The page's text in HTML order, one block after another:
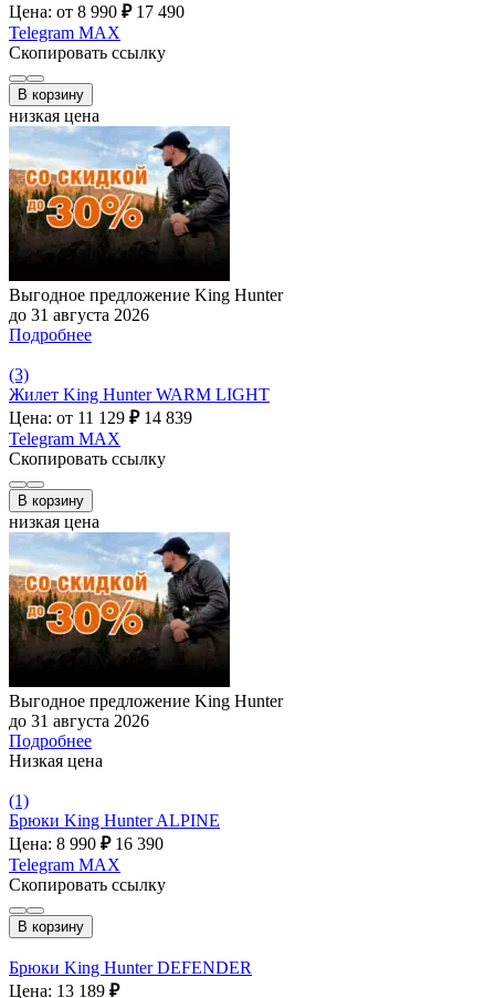
Цена: от 8 990 ₽ 17 490
Telegram MAX
Скопировать ссылку
В корзину
низкая цена
Выгодное предложение King Hunter
до 31 августа 2026
Подробнее
(3)
Жилет King Hunter WARM LIGHT
Цена: от 11 129 ₽ 14 839
Telegram MAX
Скопировать ссылку
В корзину
низкая цена
Выгодное предложение King Hunter
до 31 августа 2026
Подробнее
Низкая цена
(1)
Брюки King Hunter ALPINE
Цена: 8 990 ₽ 16 390
Telegram MAX
Скопировать ссылку
В корзину
Брюки King Hunter DEFENDER
Цена: 13 189 ₽